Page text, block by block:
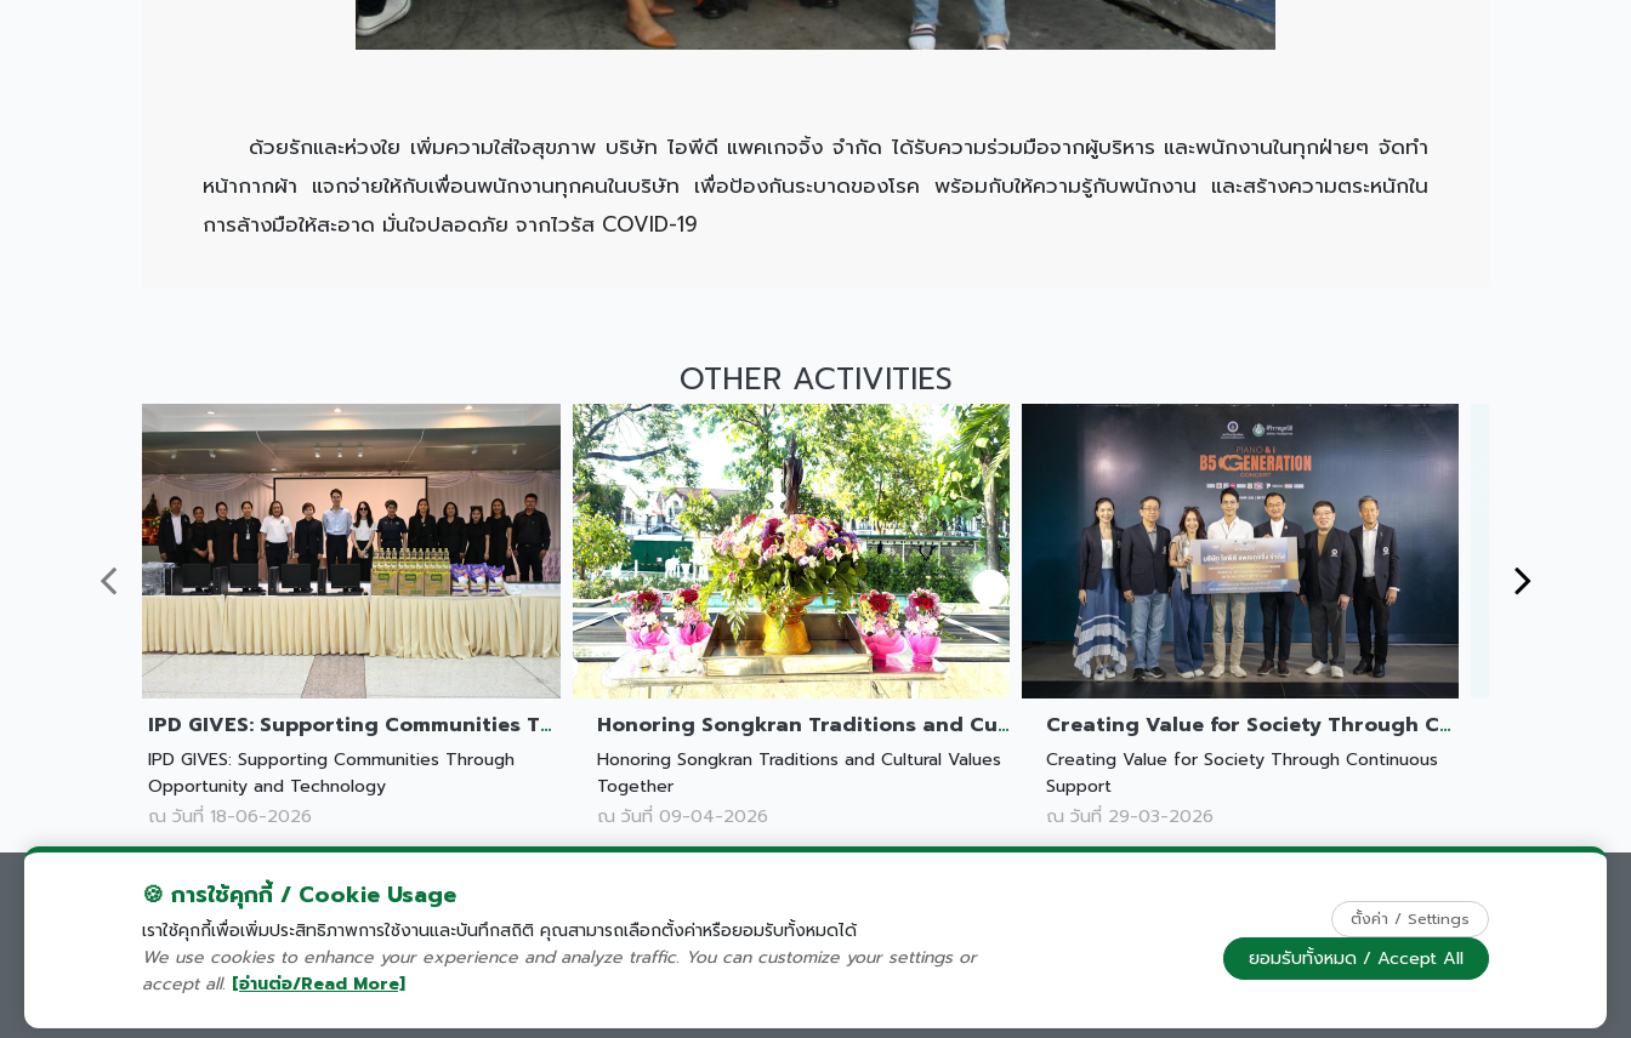
ด้วยรักและห่วงใย เพิ่มความใส่ใจสุขภาพ บริษัท ไอพีดี แพคเกจจิ้ง จำกัด ได้รับความร่วมมือจากผู้บริหาร และพนักงานในทุกฝ่ายๆ จัดทำ
หน้ากากผ้า แจกจ่ายให้กับเพื่อนพนักงานทุกคนในบริษัท เพื่อป้องกันระบาดของโรค พร้อมกับให้ความรู้กับพนักงาน และสร้างความตระหนักใน
การล้างมือให้สะอาด มั่นใจปลอดภัย จากไวรัส COVID-19
OTHER ACTIVITIES
IPD GIVES: Supporting Communities Through Opportunity and Technology
IPD GIVES: Supporting Communities Through
Opportunity and Technology
ณ วันที่ 18-06-2026
Honoring Songkran Traditions and Cultural Values Together
Honoring Songkran Traditions and Cultural Values
Together
ณ วันที่ 09-04-2026
Creating Value for Society Through Continuous Support
Creating Value for Society Through Continuous
Support
ณ วันที่ 29-03-2026
678 SOI NAWAMIN 135, NAWAMIN ROAD, BEUNG-KUM, BANGKOK
🍪 การใช้คุกกี้ / Cookie Usage
เราใช้คุกกี้เพื่อเพิ่มประสิทธิภาพการใช้งานและบันทึกสถิติ คุณสามารถเลือกตั้งค่าหรือยอมรับทั้งหมดได้
We use cookies to enhance your experience and analyze traffic. You can customize your settings or
accept all. [อ่านต่อ/Read More]
ตั้งค่า / Settings
ยอมรับทั้งหมด / Accept All